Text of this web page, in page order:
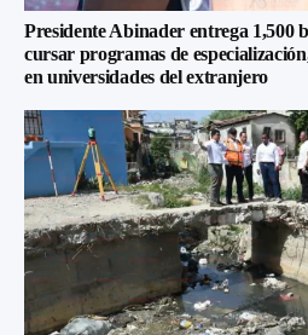
Presidente Abinader entrega 1,500
cursar programas de
en universidades del extranjero